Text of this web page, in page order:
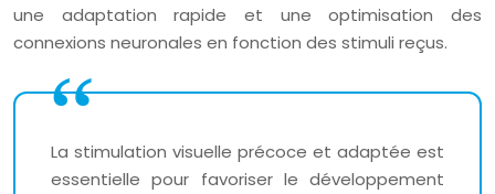
une adaptation rapide et une optimisation des
connexions neuronales en fonction des stimuli reçus.
La stimulation visuelle précoce et adaptée est
essentielle pour favoriser le développement